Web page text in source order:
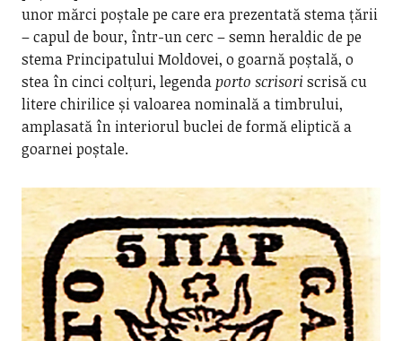
unor mărci poștale pe care era prezentată stema țării
– capul de bour, într-un cerc – semn heraldic de pe
stema Principatului Moldovei, o goarnă poștală, o
stea în cinci colțuri, legenda porto scrisori scrisă cu
litere chirilice și valoarea nominală a timbrului,
amplasată în interiorul buclei de formă eliptică a
goarnei poștale.